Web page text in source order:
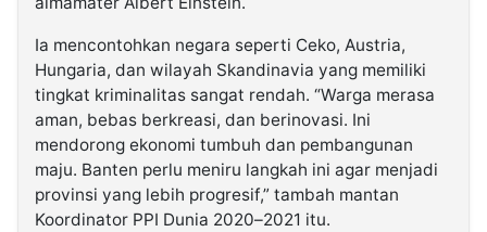
Ia mencontohkan negara seperti Ceko, Austria,
Hungaria, dan wilayah Skandinavia yang memiliki
tingkat kriminalitas sangat rendah. “Warga merasa
aman, bebas berkreasi, dan berinovasi. Ini
mendorong ekonomi tumbuh dan pembangunan
maju. Banten perlu meniru langkah ini agar menjadi
provinsi yang lebih progresif,” tambah mantan
Koordinator PPI Dunia 2020–2021 itu.